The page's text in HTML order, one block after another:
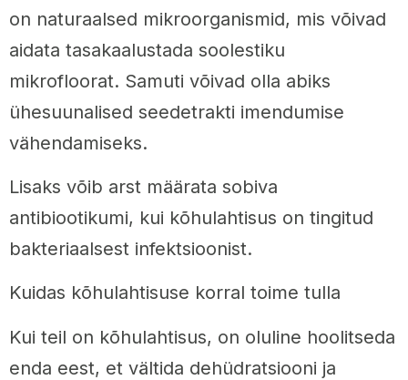
on naturaalsed mikroorganismid, mis võivad
aidata tasakaalustada soolestiku
mikrofloorat. Samuti võivad olla abiks
ühesuunalised seedetrakti imendumise
vähendamiseks.
Lisaks võib arst määrata sobiva
antibiootikumi, kui kõhulahtisus on tingitud
bakteriaalsest infektsioonist.
Kuidas kõhulahtisuse korral toime tulla
Kui teil on kõhulahtisus, on oluline hoolitseda
enda eest, et vältida dehüdratsiooni ja